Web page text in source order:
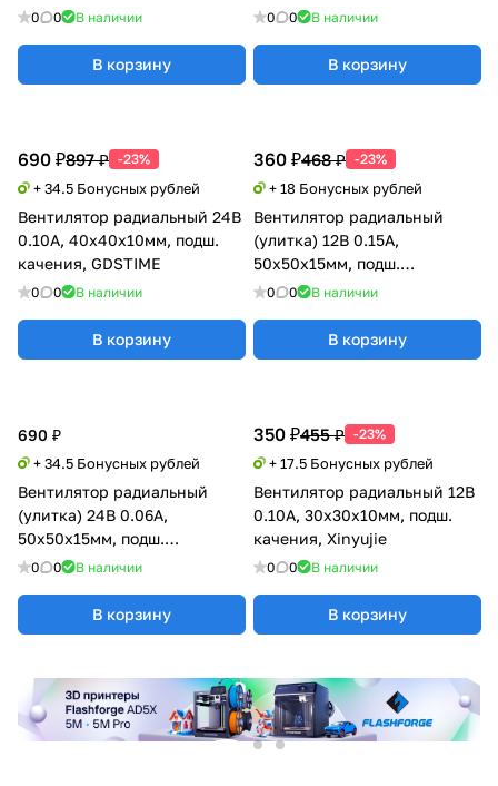
Xinyujie
0 0 В наличии
В корзину
0 0 В наличии
В корзину
360 ₽468 ₽ -23%
+ 18 Бонусных рублей
Вентилятор радиальный
(улитка) 12В 0.15А,
50х50х15мм, подш.
скольжения, Xinyujie
0 0 В наличии
В корзину
690 ₽
+ 34.5 Бонусных рублей
Вентилятор радиальный
(улитка) 24В 0.06А,
50х50х15мм, подш.
скольжения (Sleeve),
0 0 В наличии
В корзину
350 ₽455 ₽ -23%
+ 17.5 Бонусных рублей
Вентилятор радиальный 12В
0.10А, 30х30х10мм, подш.
качения, Xinyujie
0 0 В наличии
В корзину
690 ₽897 ₽ -23%
+ 34.5 Бонусных рублей
Вентилятор радиальный 24В
0.10А, 40х40х10мм, подш.
качения, GDSTIME
0 0 В наличии
В корзину